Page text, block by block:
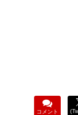
コメント